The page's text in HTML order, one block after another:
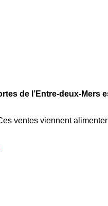
de l’Entre-deux-Mers
ventes viennent